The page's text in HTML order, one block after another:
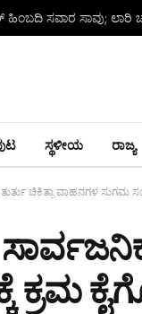
ಸ್ಥಳೀಯ ರಾಜ್ಯ
ಚಿಕಿತ್ಸಾ ವಾಹನಗಳ ಸುಗಮ
ಕ್ರಮ